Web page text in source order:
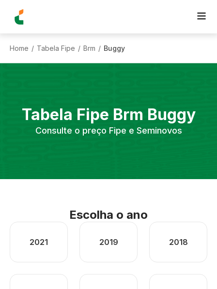
Home / Tabela Fipe / Brm / Buggy
Tabela Fipe Brm Buggy
Consulte o preço Fipe e Seminovos
Escolha o ano
2021 2019 2018